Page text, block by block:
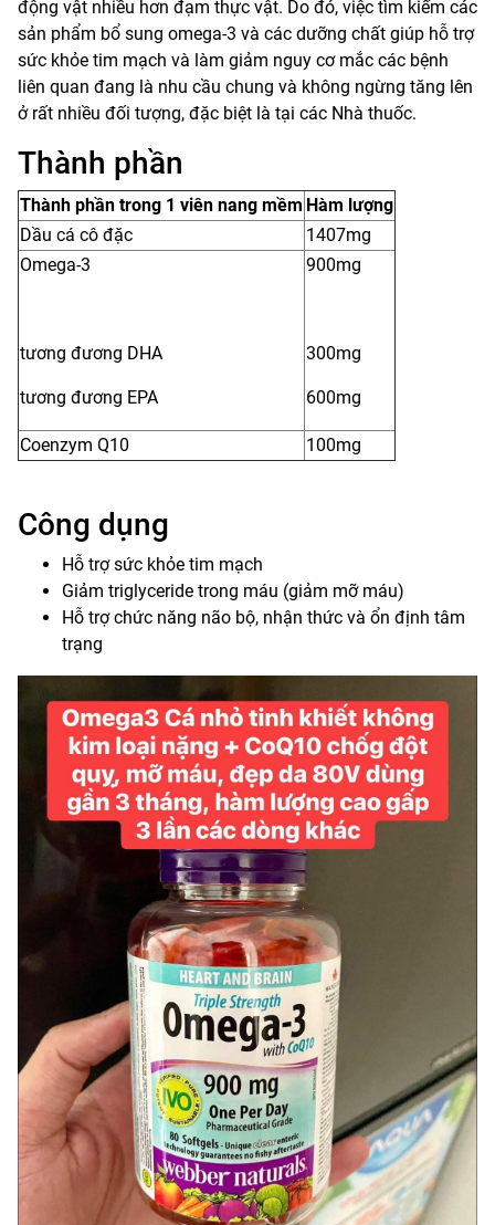
động vật nhiều hơn đạm thực vật. Do đó, việc tìm kiếm các
sản phẩm bổ sung omega-3 và các dưỡng chất giúp hỗ trợ
sức khỏe tim mạch và làm giảm nguy cơ mắc các bệnh
liên quan đang là nhu cầu chung và không ngừng tăng lên
ở rất nhiều đối tượng, đặc biệt là tại các Nhà thuốc.
Thành phần
Thành phần trong 1 viên nang mềm Hàm lượng
Dầu cá cô đặc
1407mg
Omega-3
tương đương DHA
tương đương EPA
900mg
300mg
600mg
Coenzym Q10 100mg
Công dụng
Hỗ trợ sức khỏe tim mạch
Giảm triglyceride trong máu (giảm mỡ máu)
Hỗ trợ chức năng não bộ, nhận thức và ổn định tâm
trạng